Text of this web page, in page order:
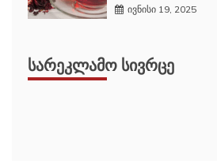
ივნისი 19, 2025
ᲡᲐᲠᲔᲙᲚᲐᲛᲝ ᲡᲘᲕᲠᲪᲔ